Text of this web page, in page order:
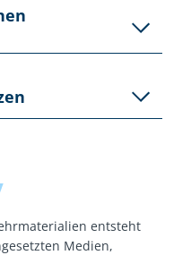
Zugängen zu
durch Texte
können, eignen
dazu beitragen,
Studierende erhalten
Problemlösungen
auf konkrete
entsteht
Medien,